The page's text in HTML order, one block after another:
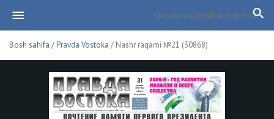
Bosh sahifa /Pravda Vostoka / Nashr raqami №21 (30868)